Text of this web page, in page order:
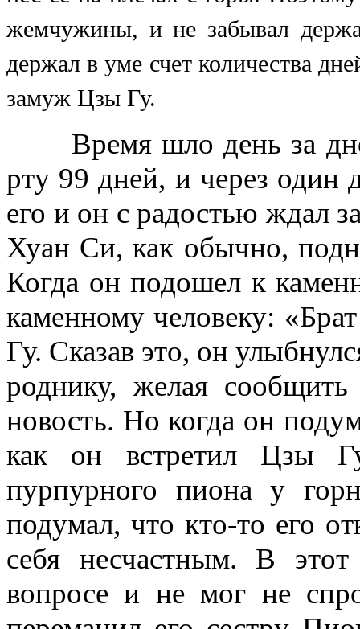
жемчужины, и не забывал
держал в уме счет количества
замуж Цзы Гу.
Время шло день за
рту 99 дней, и через один
его и он с радостью ждал
Хуан Си, как обычно,
Когда он подошел к
каменному человеку:
Гу. Сказав это, он
роднику, желая
новость. Но когда он
как он встретил Цзы
пурпурного пиона у
подумал, что кто-то его
себя несчастным. В
вопросе и не мог не